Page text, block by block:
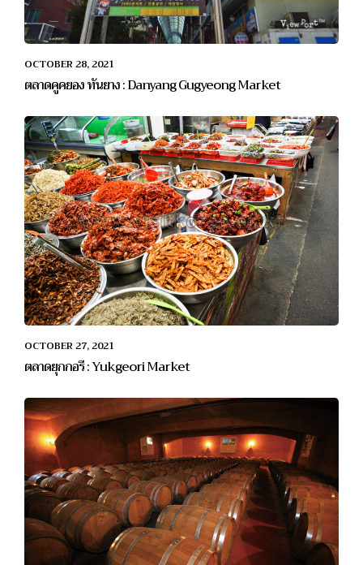
OCTOBER 28, 2021
ตลาดคูคยอง ทันยาง : Danyang Gugyeong Market
OCTOBER 27, 2021
ตลาดยุกกอรี : Yukgeori Market